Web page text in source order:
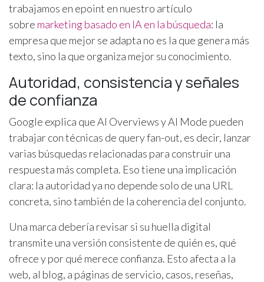
trabajamos en epoint en nuestro artículo
sobre marketing basado en IA en la búsqueda: la
empresa que mejor se adapta no es la que genera más
texto, sino la que organiza mejor su conocimiento.
Autoridad, consistencia y señales
de confianza
Google explica que AI Overviews y AI Mode pueden
trabajar con técnicas de query fan-out, es decir, lanzar
varias búsquedas relacionadas para construir una
respuesta más completa. Eso tiene una implicación
clara: la autoridad ya no depende solo de una URL
concreta, sino también de la coherencia del conjunto.
Una marca debería revisar si su huella digital
transmite una versión consistente de quién es, qué
ofrece y por qué merece confianza. Esto afecta a la
web, al blog, a páginas de servicio, casos, reseñas,